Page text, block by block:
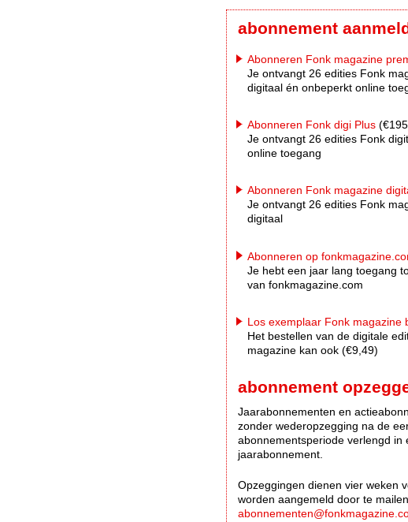
abonnement
Abonneren Fonk magazine
Je ontvangt 26 edities Fonk
digitaal én onbeperkt online
Abonneren Fonk digi Plus
Je ontvangt 26 edities Fonk
online toegang
Abonneren Fonk magazine
Je ontvangt 26 edities Fonk
digitaal
Abonneren op
Je hebt een jaar lang toegang
van fonkmagazine.com
Los exemplaar Fonk magazine
Het bestellen van de digitale
magazine kan ook (€9,49)
abonnement
Jaarabonnementen en
zonder wederopzegging na de
abonnementsperiode verlengd in
jaarabonnement.
Opzeggingen dienen vier weken
worden aangemeld door te